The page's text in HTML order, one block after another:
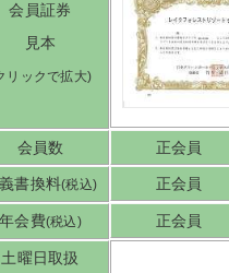
会員証券
見本
リックで拡大)
会員数 正会員
書換料(税込) 正会員
年会費(税込) 正会員
土曜日取扱